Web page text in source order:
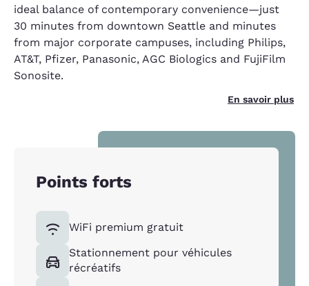
ideal balance of contemporary convenience—just
30 minutes from downtown Seattle and minutes
from major corporate campuses, including Philips,
AT&T, Pfizer, Panasonic, AGC Biologics and FujiFilm
Sonosite.
En savoir plus
Points forts
WiFi premium gratuit
Stationnement pour véhicules
récréatifs